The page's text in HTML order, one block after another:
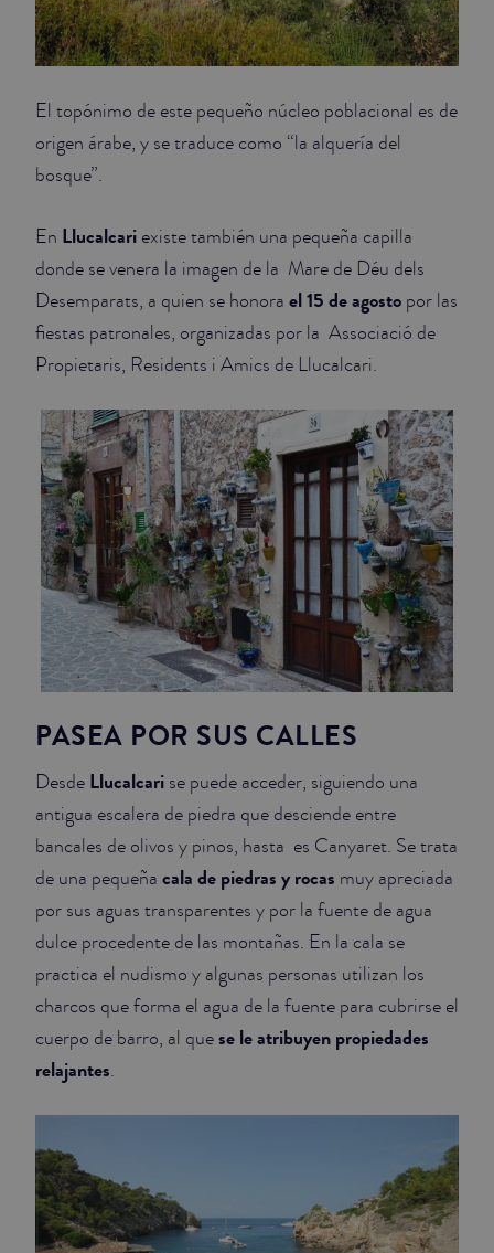
El topónimo de este pequeño núcleo poblacional es de
origen árabe, y se traduce como “la alquería del
bosque”.
En Llucalcari existe también una pequeña capilla
donde se venera la imagen de la Mare de Déu dels
Desemparats, a quien se honora el 15 de agosto por las
fiestas patronales, organizadas por la Associació de
Propietaris, Residents i Amics de Llucalcari.
PASEA POR SUS CALLES
Desde Llucalcari se puede acceder, siguiendo una
antigua escalera de piedra que desciende entre
bancales de olivos y pinos, hasta es Canyaret. Se trata
de una pequeña cala de piedras y rocas muy apreciada
por sus aguas transparentes y por la fuente de agua
dulce procedente de las montañas. En la cala se
practica el nudismo y algunas personas utilizan los
charcos que forma el agua de la fuente para cubrirse el
cuerpo de barro, al quese le atribuyen propiedades
relajantes.